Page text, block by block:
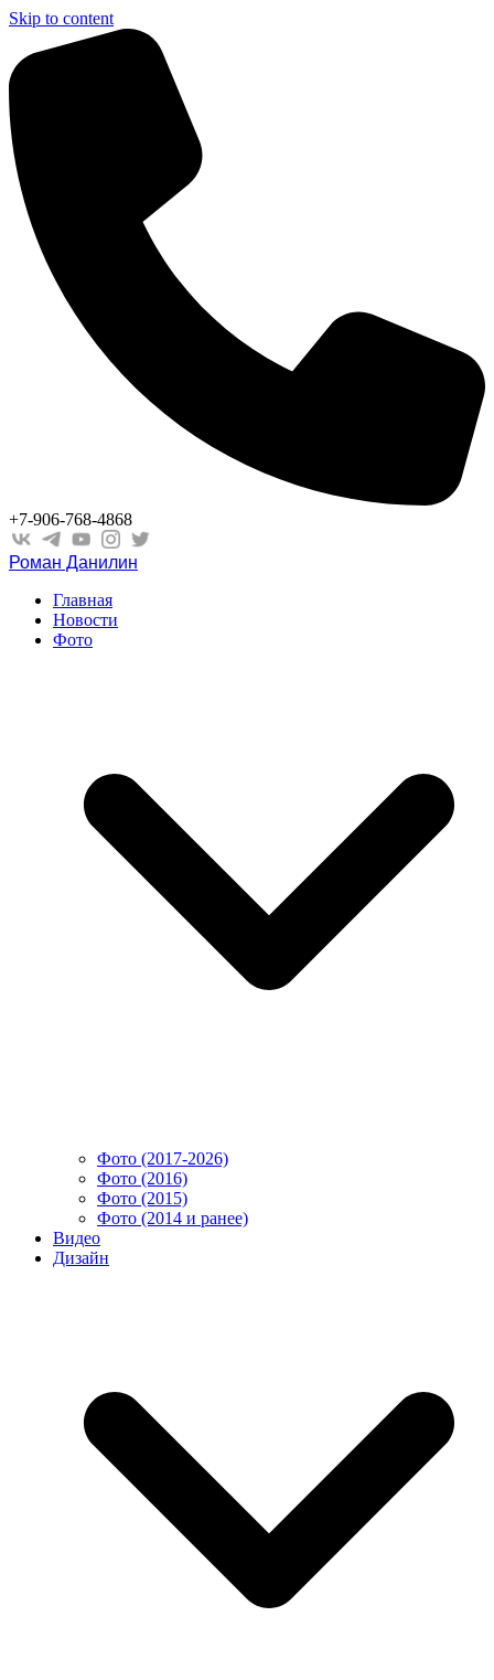
Skip to content
+7-906-768-4868
Роман Данилин
Главная
Новости
Фото
Фото (2017-2026)
Фото (2016)
Фото (2015)
Фото (2014 и ранее)
Видео
Дизайн